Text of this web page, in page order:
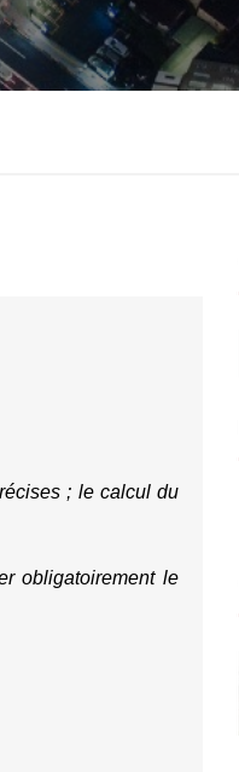
; le calcul du
obligatoirement le